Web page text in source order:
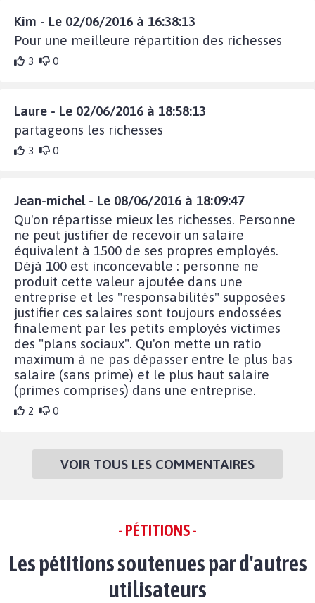
Kim - Le 02/06/2016 à 16:38:13
Pour une meilleure répartition des richesses
3 0
Laure - Le 02/06/2016 à 18:58:13
partageons les richesses
3 0
Jean-michel - Le 08/06/2016 à 18:09:47
Qu'on répartisse mieux les richesses. Personne
ne peut justifier de recevoir un salaire
équivalent à 1500 de ses propres employés.
Déjà 100 est inconcevable : personne ne
produit cette valeur ajoutée dans une
entreprise et les "responsabilités" supposées
justifier ces salaires sont toujours endossées
finalement par les petits employés victimes
des "plans sociaux". Qu'on mette un ratio
maximum à ne pas dépasser entre le plus bas
salaire (sans prime) et le plus haut salaire
(primes comprises) dans une entreprise.
2 0
VOIR TOUS LES COMMENTAIRES
- PÉTITIONS -
Les pétitions soutenues par d'autres
utilisateurs